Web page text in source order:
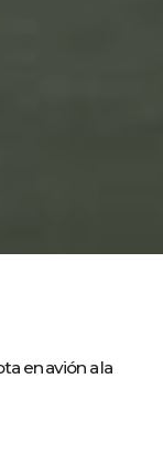
en avión a la